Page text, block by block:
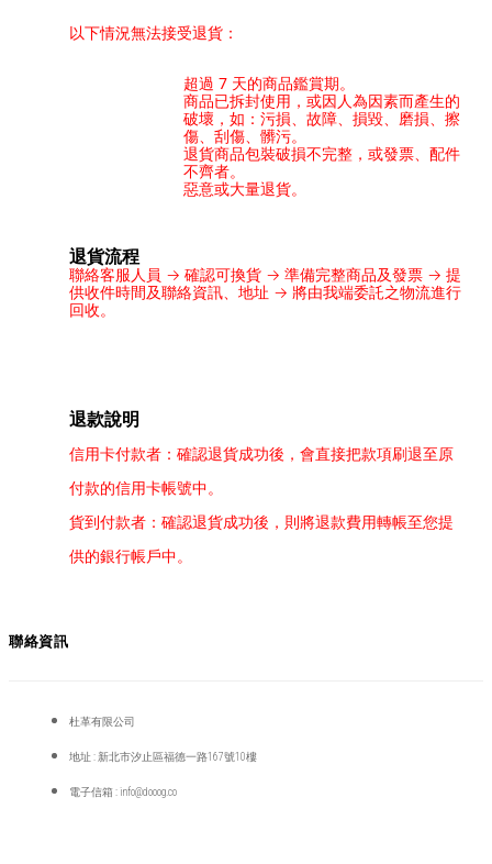
以下情況無法接受退貨：
超過 7 天的商品鑑賞期。
商品已拆封使用，或因人為因素而產生的
破壞，如：污損、故障、損毀、磨損、擦
傷、刮傷、髒污。
退貨商品包裝破損不完整，或發票、配件
不齊者。
惡意或大量退貨。
退貨流程
聯絡客服人員 → 確認可換貨 → 準備完整商品及發票 → 提
供收件時間及聯絡資訊、地址 → 將由我端委託之物流進行
回收。
退款說明
信用卡付款者：確認退貨成功後，會直接把款項刷退至原
付款的信用卡帳號中。
貨到付款者：確認退貨成功後，則將退款費用轉帳至您提
供的銀行帳戶中。
聯絡資訊
杜革有限公司
地址 : 新北市汐止區福德一路167號10樓
電子信箱 : info@dooog.co